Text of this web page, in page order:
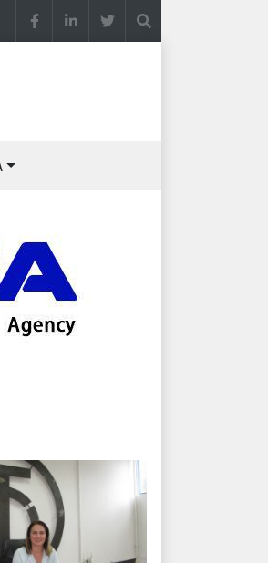
sedmice DRAGAN OSTOJIĆ: Moj karakter je